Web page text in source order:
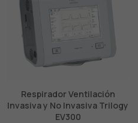
Respirador Ventilación
Invasiva y No Invasiva Trilogy
EV300